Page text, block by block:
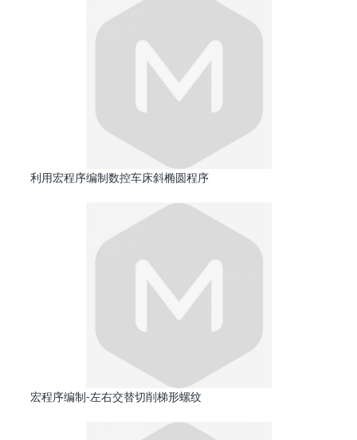
利用宏程序编制数控车床斜椭圆程序
宏程序编制-左右交替切削梯形螺纹